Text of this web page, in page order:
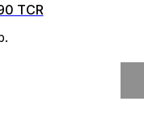
TCR